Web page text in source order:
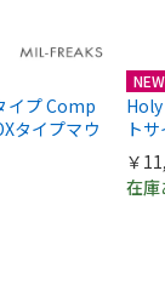
プ Comp
タイプマウ
NEW
ト
￥
在庫